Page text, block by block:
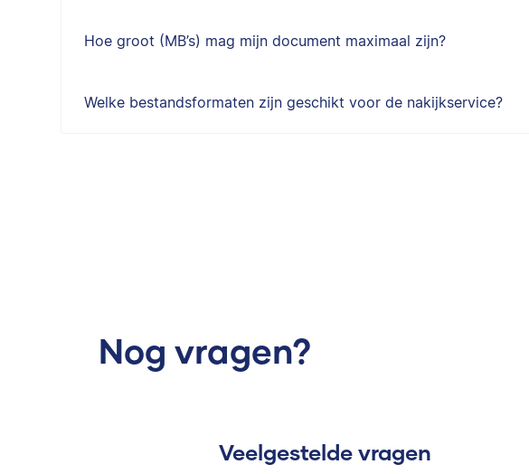
Hoe groot (MB’s) mag mijn document maximaal zijn?
Welke bestandsformaten zijn geschikt voor de nakijkservice?
Nog vragen?
Veelgestelde vragen